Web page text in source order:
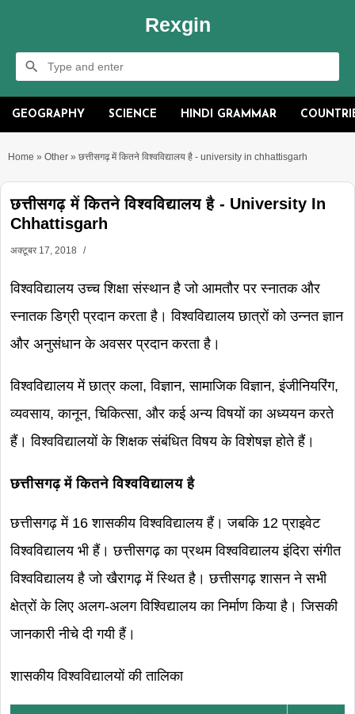
Rexgin
GEOGRAPHY SCIENCE HINDI GRAMMAR
Home » Other » छत्तीसगढ़ में कितने विश्वविद्यालय है - university in chhattisgarh
छत्तीसगढ़ में कितने विश्वविद्यालय है - University In
Chhattisgarh
अक्टूबर 17, 2018
विश्वविद्यालय उच्च शिक्षा संस्थान है जो आमतौर पर स्नातक और
स्नातक डिग्री प्रदान करता है। विश्वविद्यालय छात्रों को उन्नत ज्ञान
और अनुसंधान के अवसर प्रदान करता है।
विश्वविद्यालय में छात्र कला, विज्ञान, सामाजिक विज्ञान, इंजीनियरिंग,
व्यवसाय, कानून, चिकित्सा, और कई अन्य विषयों का अध्ययन करते
हैं। विश्वविद्यालयों के शिक्षक संबंधित विषय के विशेषज्ञ होते हैं।
छत्तीसगढ़ में कितने विश्वविद्यालय है
छत्तीसगढ़ में 16 शासकीय विश्वविद्यालय हैं। जबकि 12 प्राइवेट
विश्वविद्यालय भी हैं। छत्तीसगढ़ का प्रथम विश्वविद्यालय इंदिरा संगीत
विश्वविद्यालय है जो खैरागढ़ में स्थित है। छत्तीसगढ़ शासन ने सभी
क्षेत्रों के लिए अलग-अलग विश्विद्यालय का निर्माण किया है। जिसकी
जानकारी नीचे दी गयी हैं।
शासकीय विश्वविद्यालयों की तालिका